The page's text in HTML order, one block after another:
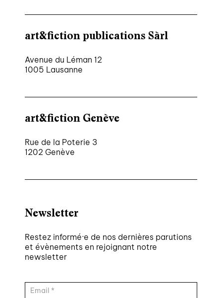
art&fiction publications Sàrl
Avenue du Léman 12
1005 Lausanne
art&fiction Genève
Rue de la Poterie 3
1202 Genève
Newsletter
Restez informé·e de nos dernières parutions
et évènements en rejoignant notre
newsletter